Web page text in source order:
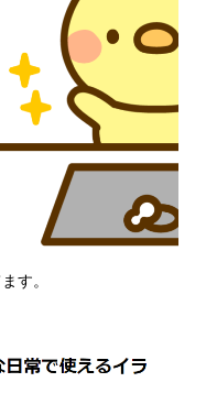
す。